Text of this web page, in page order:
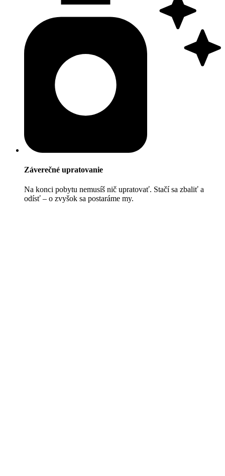
Záverečné upratovanie
Na konci pobytu nemusíš nič upratovať. Stačí sa zbaliť a
odísť – o zvyšok sa postaráme my.